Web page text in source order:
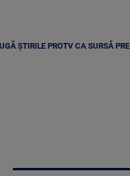
ȘTIRILE PROTV CA SURSĂ